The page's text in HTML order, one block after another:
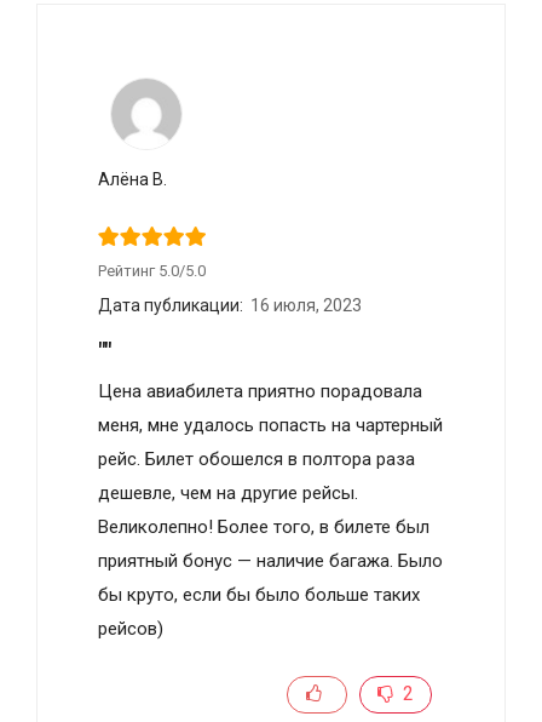
Алёна В.
Рейтинг 5.0/5.0
Дата публикации: 16 июля, 2023
""
Цена авиабилета приятно порадовала
меня, мне удалось попасть на чартерный
рейс. Билет обошелся в полтора раза
дешевле, чем на другие рейсы.
Великолепно! Более того, в билете был
приятный бонус — наличие багажа. Было
бы круто, если бы было больше таких
рейсов)
2